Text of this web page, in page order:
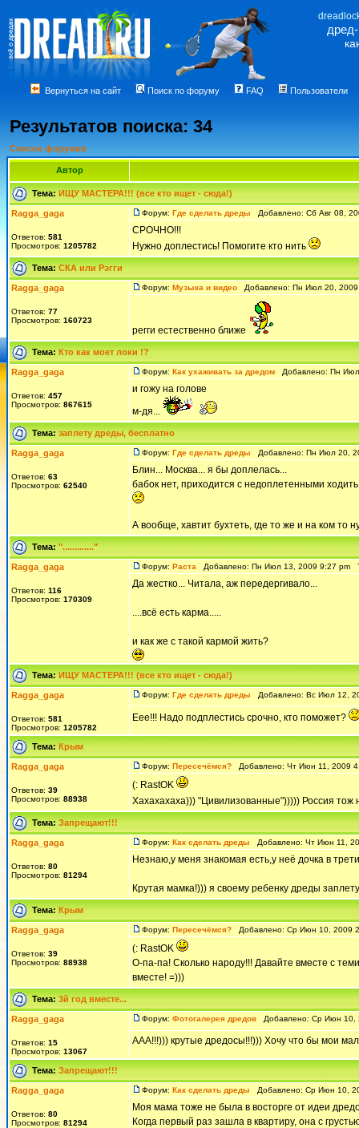
Вернуться на сайт Поиск по форуму FAQ Пользователи
Результатов поиска: 34
Список форумов
Автор
Тема: ИЩУ МАСТЕРА!!! (все кто ищет - сюда!)
Ragga_gaga
Ответов: 581
Просмотров: 1205782
Форум: Где сделать дреды Добавлено: Сб Авг 08,
СРОЧНО!!!
Нужно доплестись! Помогите кто нить
Тема: СКА или Рэгги
Ragga_gaga
Ответов: 77
Просмотров: 160723
Форум: Музыка и видео Добавлено: Пн Июл 20,
регги естественно ближе
Тема: Кто как моет локи !?
Ragga_gaga
Ответов: 457
Просмотров: 867615
Форум: Как ухаживать за дредом Добавлено: Пн
и гожу на голове
м-дя...
Тема: заплету дреды, бесплатно
Ragga_gaga
Ответов: 63
Просмотров: 62540
Форум: Где сделать дреды Добавлено: Пн Июл 20,
Блин... Москва... я бы доплелась...
бабок нет, приходится с недоплетенными
А вообще, хавтит бухтеть, где то же и на ком то
Тема: "............."
Ragga_gaga
Ответов: 116
Просмотров: 170309
Форум: Раста Добавлено: Пн Июл 13, 2009 9:27 pm
Да жестко... Читала, аж передергивало...
....всё есть карма.....
и как же с такой кармой жить?
Тема: ИЩУ МАСТЕРА!!! (все кто ищет - сюда!)
Ragga_gaga
Ответов: 581
Просмотров: 1205782
Форум: Где сделать дреды Добавлено: Вс Июл 12,
Еее!!! Надо подплестись срочно, кто поможет?
Тема: Крым
Ragga_gaga
Ответов: 39
Просмотров: 88938
Форум: Пересечёмся? Добавлено: Чт Июн 11, 2009
(: RastOK
Хахахахаха))) "Цивилизованные"))))) Россия
Тема: Запрещают!!!
Ragga_gaga
Ответов: 80
Просмотров: 81294
Форум: Как сделать дреды Добавлено: Чт Июн 11,
Незнаю,у меня знакомая есть,у неё дочка в
Крутая мамка!))) я своему ребенку дреды
Тема: Крым
Ragga_gaga
Ответов: 39
Просмотров: 88938
Форум: Пересечёмся? Добавлено: Ср Июн 10, 2009
(: RastOK
О-па-па! Сколько народу!!! Давайте вместе с
вместе! =)))
Тема: 3й год вместе...
Ragga_gaga
Ответов: 15
Просмотров: 13067
Форум: Фотогалерея дредов Добавлено: Ср Июн
ААА!!!))) крутые дредосы!!!))) Хочу что бы мои
Тема: Запрещают!!!
Ragga_gaga
Ответов: 80
Просмотров: 81294
Форум: Как сделать дреды Добавлено: Ср Июн 10,
Моя мама тоже не была в восторге от идеи
Когда первый раз зашла в квартиру, она с